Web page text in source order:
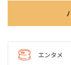
エンタメ